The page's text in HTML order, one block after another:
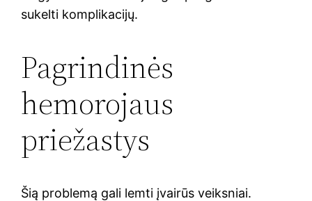
sukelti komplikacijų.
Pagrindinės
hemorojaus
priežastys
Šią problemą gali lemti įvairūs veiksniai.